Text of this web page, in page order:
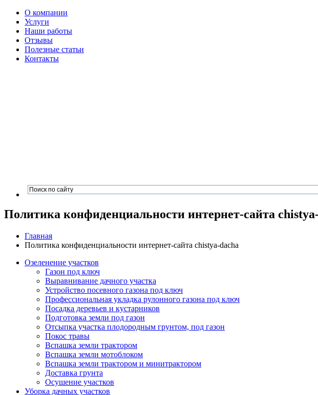
О компании
Услуги
Наши работы
Отзывы
Полезные статьи
Контакты
Политика конфиденциальности интернет-сайта
Главная
Политика конфиденциальности интернет-сайта chistya-dacha
Озеленение участков
Газон под ключ
Выравнивание дачного участка
Устройство посевного газона под ключ
Профессиональная укладка рулонного газона под ключ
Посадка деревьев и кустарников
Подготовка земли под газон
Отсыпка участка плодородным грунтом, под газон
Покос травы
Вспашка земли трактором
Вспашка земли мотоблоком
Вспашка земли трактором и минитрактором
Доставка грунта
Осушение участков
Уборка дачных участков